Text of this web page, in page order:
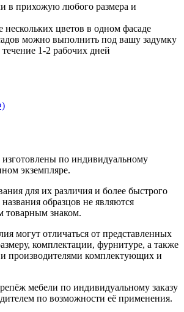
в прихожую любого размера и
цветов в одном фасаде
можно выполнить под вашу задумку
1-2 рабочих дней
по индивидуальному
экземпляре.
для их различия и более быстрого
образцов не являются
товарным знаком.
могут отличаться от представленных
комплектации, фурнитуре, а также
производителями комплектующих и
мебели по индивидуальному заказу
по возможности её применения.